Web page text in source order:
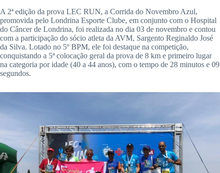
A 2ª edição da prova LEC RUN, a Corrida do Novembro Azul,
promovida pelo Londrina Esporte Clube, em conjunto com o Hospital
do Câncer de Londrina, foi realizada no dia 03 de novembro e contou
com a participação do sócio atleta da AVM, Sargento Reginaldo José
da Silva. Lotado no 5º BPM, ele foi destaque na competição,
conquistando a 5ª colocação geral da prova de 8 km e primeiro lugar
na categoria por idade (40 a 44 anos), com o tempo de 28 minutos e 09
segundos.